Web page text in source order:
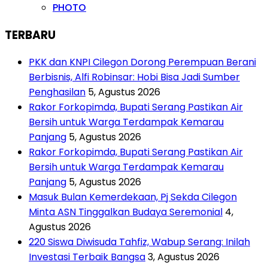
PHOTO
TERBARU
PKK dan KNPI Cilegon Dorong Perempuan Berani
Berbisnis, Alfi Robinsar: Hobi Bisa Jadi Sumber
Penghasilan 5, Agustus 2026
Rakor Forkopimda, Bupati Serang Pastikan Air
Bersih untuk Warga Terdampak Kemarau
Panjang 5, Agustus 2026
Rakor Forkopimda, Bupati Serang Pastikan Air
Bersih untuk Warga Terdampak Kemarau
Panjang 5, Agustus 2026
Masuk Bulan Kemerdekaan, Pj Sekda Cilegon
Minta ASN Tinggalkan Budaya Seremonial 4,
Agustus 2026
220 Siswa Diwisuda Tahfiz, Wabup Serang: Inilah
Investasi Terbaik Bangsa3, Agustus 2026